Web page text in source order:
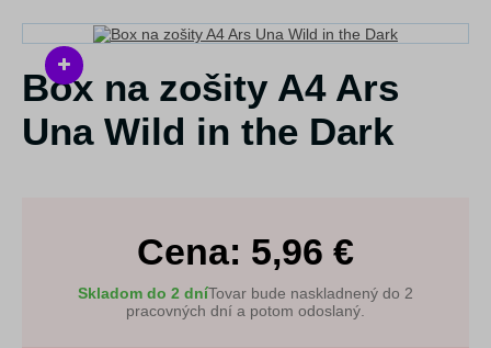
Box na zošity A4 Ars
Una Wild in the Dark
Cena: 5,96 €
Skladom do 2 dníTovar bude naskladnený do 2
pracovných dní a potom odoslaný.